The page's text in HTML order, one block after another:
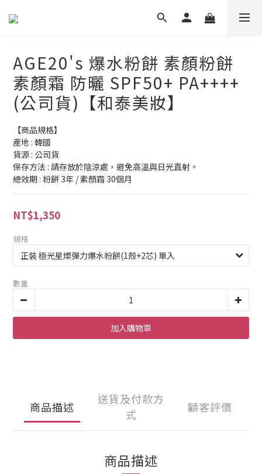
AGE20's 爆水粉餅 素顏粉餅
素顏霜 防曬 SPF50+ PA++++
(公司貨)【和泰美妝】
【商品規格】
產地 : 韓國
貨源 : 公司貨
保存方法 : 請存放於陰涼處，避免高溫與日光直射。
總效期 : 粉餅 3年 / 素顏霜 30個月
NT$1,350
規格
數量
加入購物車
商品描述
送貨及付款方
式
顧客評價
商品描述